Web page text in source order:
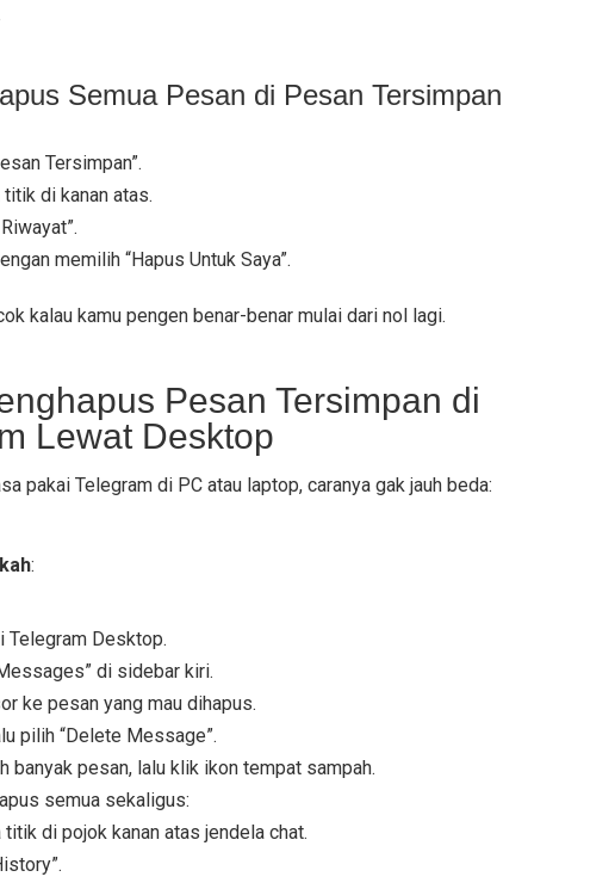
Semua Pesan di Pesan Tersimpan
Tersimpan”.
di kanan atas.
memilih “Hapus Untuk Saya”.
kalau kamu pengen benar-benar mulai dari nol lagi.
Pesan Tersimpan di
Lewat Desktop
pakai Telegram di PC atau laptop, caranya gak jauh beda:
:
Telegram Desktop.
di sidebar kiri.
ke pesan yang mau dihapus.
pilih “Delete Message”.
banyak pesan, lalu klik ikon tempat sampah.
semua sekaligus:
di pojok kanan atas jendela chat.